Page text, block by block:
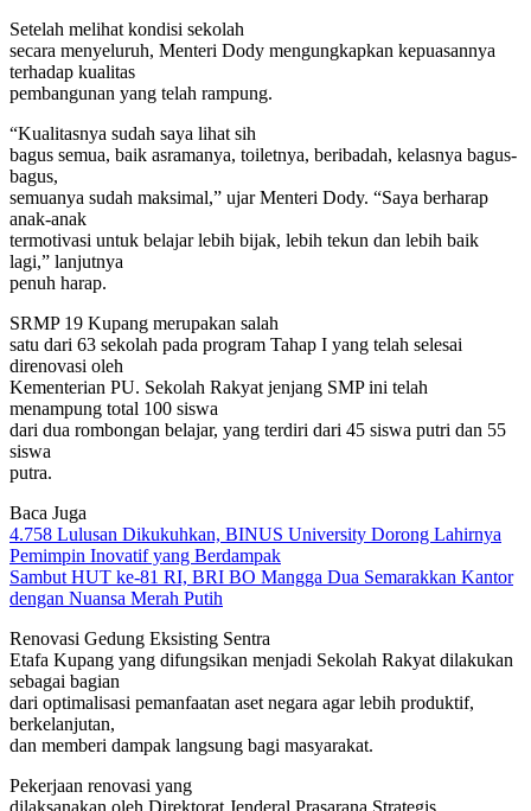
Setelah melihat kondisi sekolah
secara menyeluruh, Menteri Dody mengungkapkan kepuasannya
terhadap kualitas
pembangunan yang telah rampung.
“Kualitasnya sudah saya lihat sih
bagus semua, baik asramanya, toiletnya, beribadah, kelasnya bagus-
bagus,
semuanya sudah maksimal,” ujar Menteri Dody. “Saya berharap
anak-anak
termotivasi untuk belajar lebih bijak, lebih tekun dan lebih baik
lagi,” lanjutnya
penuh harap.
SRMP 19 Kupang merupakan salah
satu dari 63 sekolah pada program Tahap I yang telah selesai
direnovasi oleh
Kementerian PU. Sekolah Rakyat jenjang SMP ini telah
menampung total 100 siswa
dari dua rombongan belajar, yang terdiri dari 45 siswa putri dan 55
siswa
putra.
Baca Juga
4.758 Lulusan Dikukuhkan, BINUS University Dorong Lahirnya
Pemimpin Inovatif yang Berdampak
Sambut HUT ke-81 RI, BRI BO Mangga Dua Semarakkan Kantor
dengan Nuansa Merah Putih
Renovasi Gedung Eksisting Sentra
Etafa Kupang yang difungsikan menjadi Sekolah Rakyat dilakukan
sebagai bagian
dari optimalisasi pemanfaatan aset negara agar lebih produktif,
berkelanjutan,
dan memberi dampak langsung bagi masyarakat.
Pekerjaan renovasi yang
dilaksanakan oleh Direktorat Jenderal Prasarana Strategis